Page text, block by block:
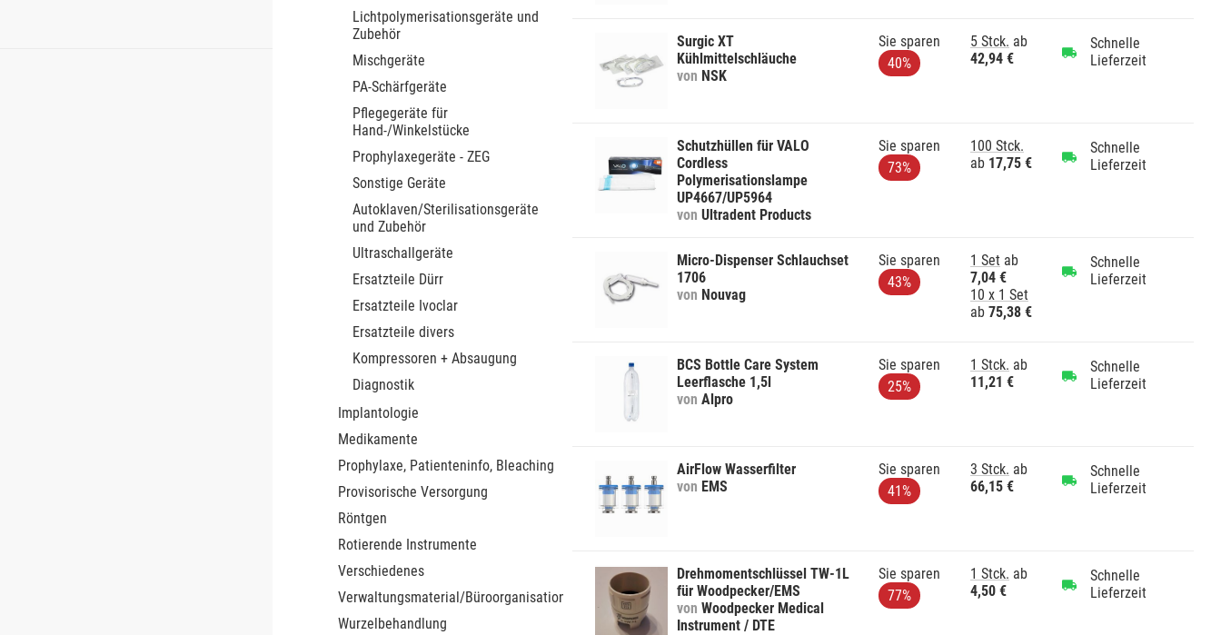
Lichtpolymerisationsgeräte und
Zubehör
Mischgeräte
PA-Schärfgeräte
Pflegegeräte für
Hand-/Winkelstücke
Prophylaxegeräte - ZEG
Sonstige Geräte
Autoklaven/Sterilisationsgeräte
und Zubehör
Ultraschallgeräte
Ersatzteile Dürr
Ersatzteile Ivoclar
Ersatzteile divers
Kompressoren + Absaugung
Diagnostik
Implantologie
Medikamente
Prophylaxe, Patienteninfo, Bleaching
Provisorische Versorgung
Röntgen
Rotierende Instrumente
Verschiedenes
Verwaltungsmaterial/Büroorganisation
Wurzelbehandlung
Surgic XT
Kühlmittelschläuche
von NSK
Sie sparen
40%
5 Stck. ab
42,94 €
Schnelle
Lieferzeit
Schutzhüllen für VALO
Cordless
Polymerisationslampe
UP4667/UP5964
von Ultradent Products
Sie sparen
73%
100 Stck.
ab 17,75 €
Schnelle
Lieferzeit
Micro-Dispenser Schlauchset
1706
von Nouvag
Sie sparen
43%
1 Set ab
7,04 €
10 x 1 Set
ab 75,38 €
Schnelle
Lieferzeit
BCS Bottle Care System
Leerflasche 1,5l
von Alpro
Sie sparen
25%
1 Stck. ab
11,21 €
Schnelle
Lieferzeit
AirFlow Wasserfilter
von EMS
Sie sparen
41%
3 Stck. ab
66,15 €
Schnelle
Lieferzeit
Drehmomentschlüssel TW-1L
für Woodpecker/EMS
von Woodpecker Medical
Instrument / DTE
Sie sparen
77%
1 Stck. ab
4,50 €
Schnelle
Lieferzeit